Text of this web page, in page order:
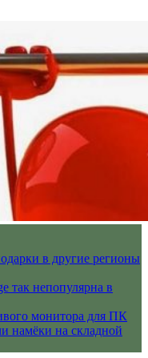
в другие регионы
так непопулярна в
монитора для ПК
намёки на складной